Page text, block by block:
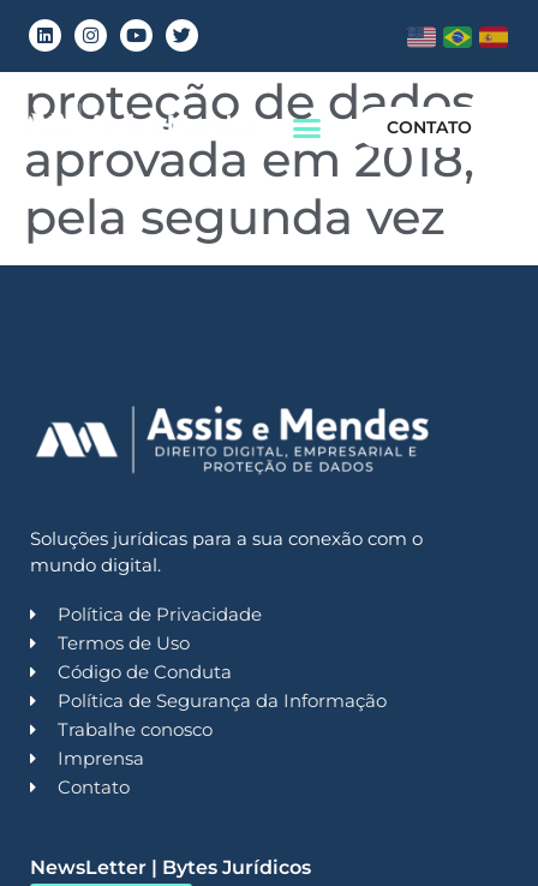
CONTATO
Governo adia lei de
proteção de dados,
aprovada em 2018,
pela segunda vez
Soluções jurídicas para a sua conexão com o
mundo digital.
Política de Privacidade
Termos de Uso
Código de Conduta
Política de Segurança da Informação
Trabalhe conosco
Imprensa
Contato
NewsLetter | Bytes Jurídicos